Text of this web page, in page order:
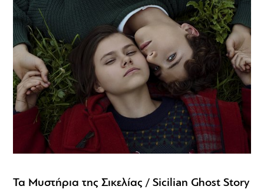
Τα Μυστήρια της Σικελίας / Sicilian Ghost Story